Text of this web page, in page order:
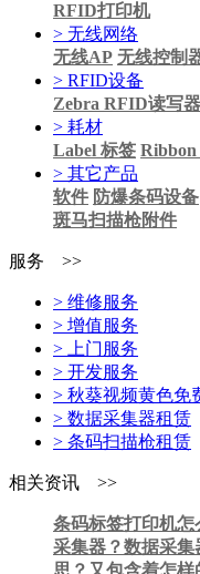
RFID打印机
> 无线网络
无线AP 无线控制
> RFID设备
Zebra RFID读写器
> 耗材
Label 标签 Ribbon
> 其它产品
软件 防爆条码设备
斑马扫描枪附件
服务 >>
> 维修服务
> 增值服务
> 上门服务
> 开发服务
> 秋葵视频黄色免
> 数据采集器租赁
> 条码扫描枪租赁
相关资讯 >>
条码标签打印机怎么
采集器？数据采集